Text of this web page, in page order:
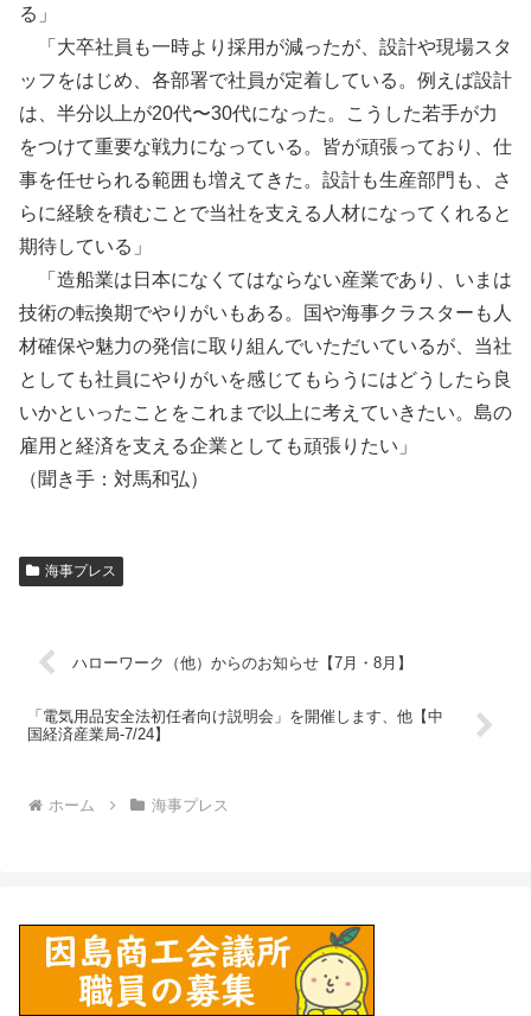
る」
「大卒社員も一時より採用が減ったが、設計や現場スタ
ッフをはじめ、各部署で社員が定着している。例えば設計
は、半分以上が20代〜30代になった。こうした若手が力
をつけて重要な戦力になっている。皆が頑張っており、仕
事を任せられる範囲も増えてきた。設計も生産部門も、さ
らに経験を積むことで当社を支える人材になってくれると
期待している」
「造船業は日本になくてはならない産業であり、いまは
技術の転換期でやりがいもある。国や海事クラスターも人
材確保や魅力の発信に取り組んでいただいているが、当社
としても社員にやりがいを感じてもらうにはどうしたら良
いかといったことをこれまで以上に考えていきたい。島の
雇用と経済を支える企業としても頑張りたい」
（聞き手：対馬和弘）
海事プレス
ハローワーク（他）からのお知らせ【7月・8月】
「電気用品安全法初任者向け説明会」を開催します、他【中
国経済産業局-7/24】
ホーム 海事プレス